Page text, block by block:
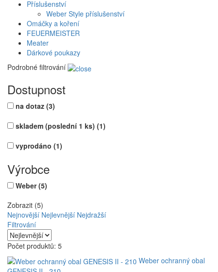
Příslušenství
Weber Style příslušenství
Omáčky a koření
FEUERMEISTER
Meater
Dárkové poukazy
Podrobné filtrování
Dostupnost
na dotaz (3)
skladem (poslední 1 ks) (1)
vyprodáno (1)
Výrobce
Weber(5)
Zobrazit (5)
Nejnovější Nejlevnější Nejdražší
Filtrování
Počet produktů: 5
Weber ochranný obal